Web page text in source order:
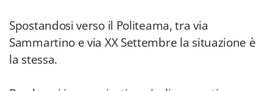
Spostandosi verso il Politeama, tra via
Sammartino e via XX Settembre la situazione è
la stessa.